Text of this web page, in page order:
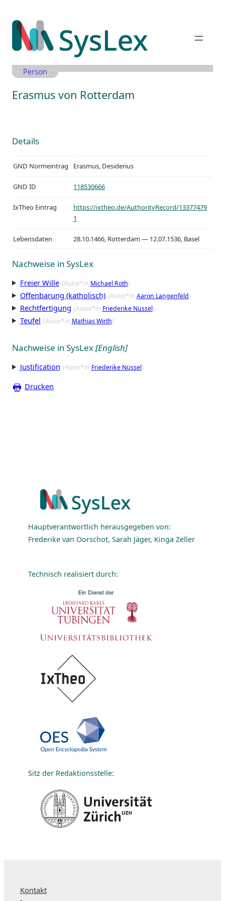
Inhalt
springen
Person
Erasmus von Rotterdam
Details
GND Normeintrag Erasmus, Desiderius
GND ID 118530666
IxTheo Eintrag
https://ixtheo.de/AuthorityRecord/13377479
1
Lebensdaten 28.10.1466, Rotterdam — 12.07.1536, Basel
Nachweise in SysLex
Freier Wille (Autor*in Michael Roth)
Offenbarung (katholisch) (Autor*in Aaron Langenfeld)
Rechtfertigung (Autor*in Friederike Nüssel)
Teufel (Autor*in Mathias Wirth)
Nachweise in SysLex[English]
Justification (Autor*in Friederike Nüssel)
Drucken
Hauptverantwortlich herausgegeben von:
Frederike van Oorschot, Sarah Jäger, Kinga Zeller
Technisch realisiert durch:
Sitz der Redaktionsstelle:
Kontakt